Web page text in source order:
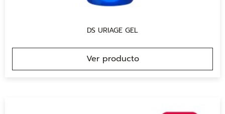
DS URIAGE GEL
Ver producto